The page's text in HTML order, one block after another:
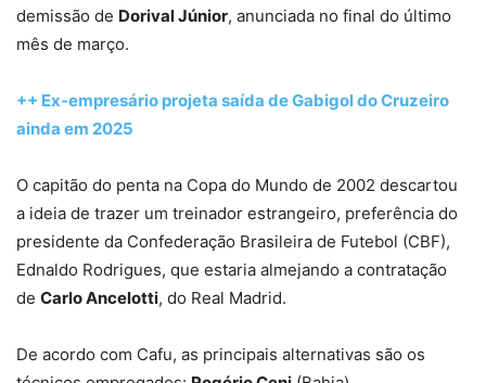
demissão de Dorival Júnior, anunciada no final do último
mês de março.
++ Ex-empresário projeta saída de Gabigol do Cruzeiro
ainda em 2025
O capitão do penta na Copa do Mundo de 2002 descartou
a ideia de trazer um treinador estrangeiro, preferência do
presidente da Confederação Brasileira de Futebol (CBF),
Ednaldo Rodrigues, que estaria almejando a contratação
de Carlo Ancelotti, do Real Madrid.
De acordo com Cafu, as principais alternativas são os